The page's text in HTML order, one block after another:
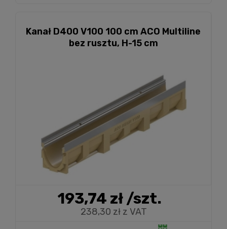
Kanał D400 V100 100 cm ACO Multiline
bez rusztu, H-15 cm
193,74 zł/szt.
238,30 zł z VAT